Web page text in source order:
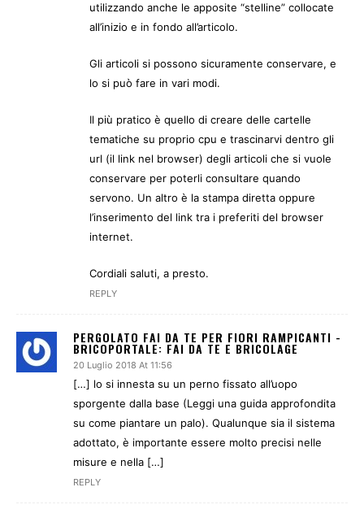
utilizzando anche le apposite “stelline” collocate
all’inizio e in fondo all’articolo.
Gli articoli si possono sicuramente conservare, e
lo si può fare in vari modi.
Il più pratico è quello di creare delle cartelle
tematiche su proprio cpu e trascinarvi dentro gli
url (il link nel browser) degli articoli che si vuole
conservare per poterli consultare quando
servono. Un altro è la stampa diretta oppure
l’inserimento del link tra i preferiti del browser
internet.
Cordiali saluti, a presto.
REPLY
PERGOLATO FAI DA TE PER FIORI RAMPICANTI -
BRICOPORTALE: FAI DA TE E BRICOLAGE
20 Luglio 2018 At 11:56
[…] lo si innesta su un perno fissato all’uopo
sporgente dalla base (Leggi una guida approfondita
su come piantare un palo). Qualunque sia il sistema
adottato, è importante essere molto precisi nelle
misure e nella […]
REPLY